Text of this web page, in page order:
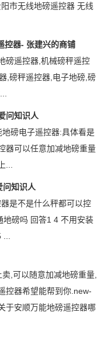
市无线地磅遥控器 无线
控器- 张建兴的商铺
磅遥控器,机械磅秤遥控
,磅秤遥控器,电子地磅,磅
问知识人
磅电子遥控器:具体看是
器可以任意加减地磅重量
...
问知识人
是不是什么秤都可以控
地磅吗 回答1 4 不用安装
,可以随意加减地磅重量,
控器希望能帮到你.new-
于安顺万能地磅遥控器哪